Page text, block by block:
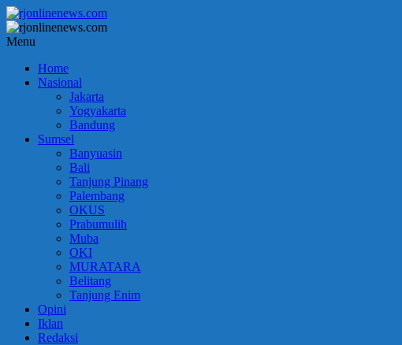
Lompat
ke
konten
rjonlinenews.com
Faktual
Berimbang
Terpercaya
Menu
Home
Nasional
Jakarta
Yogyakarta
Bandung
Sumsel
Banyuasin
Bali
Tanjung Pinang
Palembang
OKUS
Prabumulih
Muba
OKI
MURATARA
Belitang
Tanjung Enim
Opini
Iklan
Redaksi